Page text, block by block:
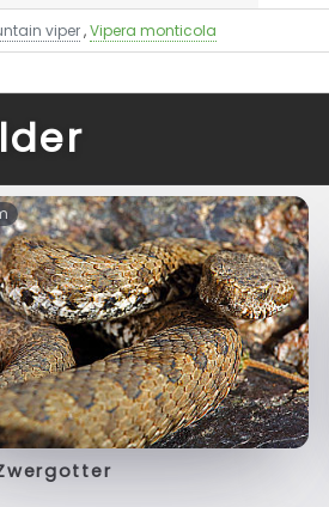
viper,Vipera monticola